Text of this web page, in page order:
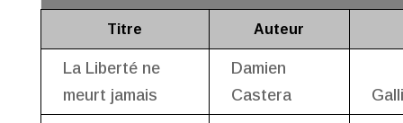
Titre Auteur
La Liberté ne
meurt jamais
Damien
Castera